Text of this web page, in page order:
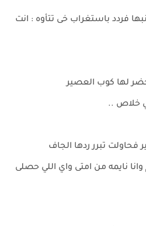
فردد باستغراب خى تتأوه : انت
لها كوب العصير
خلاص ..
تبرر ردها الجاف
نايمه من امتى واي اللي حصلى